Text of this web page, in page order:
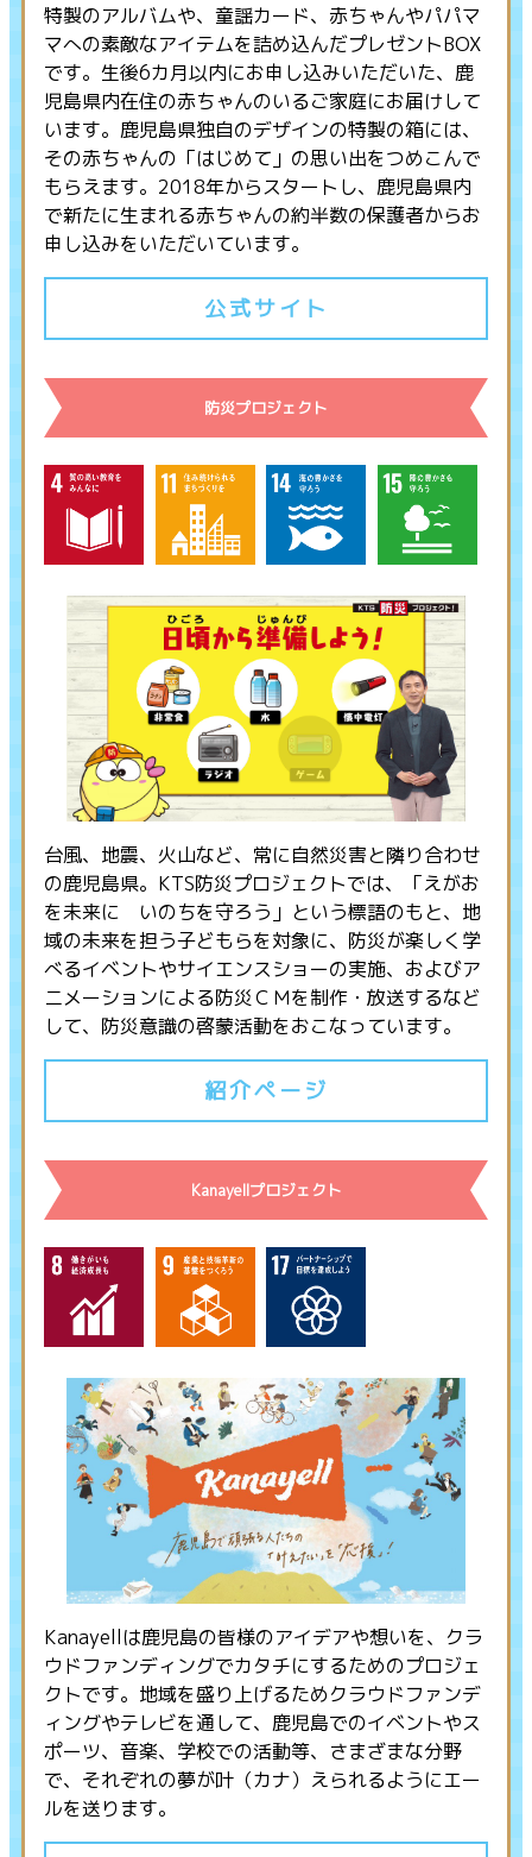
特製のアルバムや、童謡カード、赤ちゃんやパパマ
マへの素敵なアイテムを詰め込んだプレゼントBOX
です。生後6カ月以内にお申し込みいただいた、鹿
児島県内在住の赤ちゃんのいるご家庭にお届けして
います。鹿児島県独自のデザインの特製の箱には、
その赤ちゃんの「はじめて」の思い出をつめこんで
もらえます。2018年からスタートし、鹿児島県内
で新たに生まれる赤ちゃんの約半数の保護者からお
申し込みをいただいています。
公式サイト
防災プロジェクト
台風、地震、火山など、常に自然災害と隣り合わせ
の鹿児島県。KTS防災プロジェクトでは、「えがお
を未来に いのちを守ろう」という標語のもと、地
域の未来を担う子どもらを対象に、防災が楽しく学
べるイベントやサイエンスショーの実施、およびア
ニメーションによる防災ＣＭを制作・放送するなど
して、防災意識の啓蒙活動をおこなっています。
紹介ページ
Kanayellプロジェクト
Kanayellは鹿児島の皆様のアイデアや想いを、クラ
ウドファンディングでカタチにするためのプロジェ
クトです。地域を盛り上げるためクラウドファンデ
ィングやテレビを通して、鹿児島でのイベントやス
ポーツ、音楽、学校での活動等、さまざまな分野
で、それぞれの夢が叶（カナ）えられるようにエー
ルを送ります。